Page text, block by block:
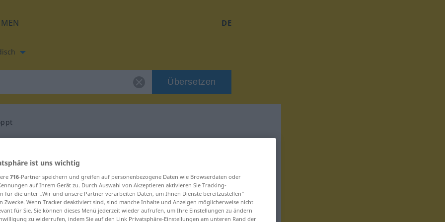
DE
Übersetzen
für "bekloppt"
ist uns wichtig
716-Partner speichern und greifen auf personenbezogene Daten wie Browserdaten oder
auf Ihrem Gerät zu. Durch Auswahl von Akzeptieren aktivieren Sie Tracking-
für die unter „Wir und unsere Partner verarbeiten Daten, um Ihnen Dienste bereitzustellen“
Zwecke. Wenn Tracker deaktiviert sind, sind manche Inhalte und Anzeigen möglicherweise nicht
für Sie. Sie können dieses Menü jederzeit wieder aufrufen, um Ihre Einstellungen zu ändern
zu widerrufen, indem Sie auf den Link Privatsphäre-Einstellungen am unteren Rand der